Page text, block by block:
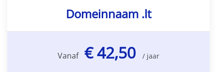
Domeinnaam .lt
Vanaf € 42,50 / jaar